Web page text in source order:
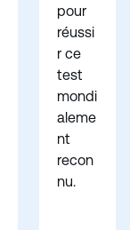
pour
réussi
r ce
test
mondi
aleme
nt
recon
nu.